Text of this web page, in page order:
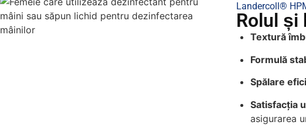
Landercoll®
Rolul și
Textură
Formulă
Spălare
Satisfacția
asigurarea